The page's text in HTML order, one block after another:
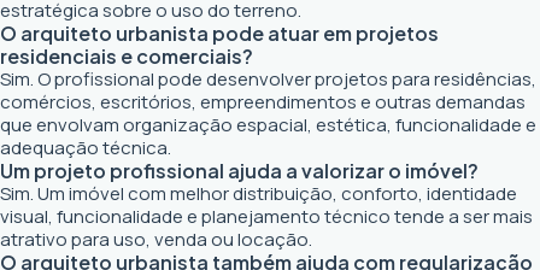
estratégica sobre o uso do terreno.
O arquiteto urbanista pode atuar em projetos
residenciais e comerciais?
Sim. O profissional pode desenvolver projetos para residências,
comércios, escritórios, empreendimentos e outras demandas
que envolvam organização espacial, estética, funcionalidade e
adequação técnica.
Um projeto profissional ajuda a valorizar o imóvel?
Sim. Um imóvel com melhor distribuição, conforto, identidade
visual, funcionalidade e planejamento técnico tende a ser mais
atrativo para uso, venda ou locação.
O arquiteto urbanista também ajuda com regularização